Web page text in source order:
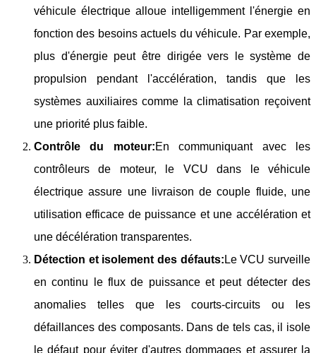
véhicule électrique alloue intelligemment l'énergie en
fonction des besoins actuels du véhicule. Par exemple,
plus d'énergie peut être dirigée vers le système de
propulsion pendant l'accélération, tandis que les
systèmes auxiliaires comme la climatisation reçoivent
une priorité plus faible.
Contrôle du moteur:En communiquant avec les
contrôleurs de moteur, le VCU dans le véhicule
électrique assure une livraison de couple fluide, une
utilisation efficace de puissance et une accélération et
une décélération transparentes.
Détection et isolement des défauts: Le VCU surveille
en continu le flux de puissance et peut détecter des
anomalies telles que les courts-circuits ou les
défaillances des composants. Dans de tels cas, il isole
le défaut pour éviter d'autres dommages et assurer la